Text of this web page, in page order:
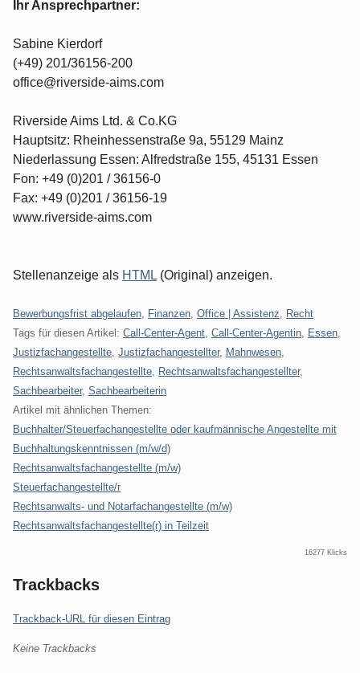
Ihr Ansprechpartner:
Sabine Kierdorf
(+49) 201/36156-200
office@riverside-aims.com
Riverside Aims Ltd. & Co.KG
Hauptsitz: Rheinhessenstraße 9a, 55129 Mainz
Niederlassung Essen: Alfredstraße 155, 45131 Essen
Fon: +49 (0)201 / 36156-0
Fax: +49 (0)201 / 36156-19
www.riverside-aims.com
Stellenanzeige als HTML (Original) anzeigen.
Kategorien:
Bewerbungsfrist abgelaufen Finanzen Office | Assistenz
Recht
Tags für diesen Artikel: Call-Center-Agent Call-Center-Agentin Essen
Justizfachangestellte Justizfachangestellter, Mahnwesen
Rechtsanwaltsfachangestellte
Rechtsanwaltsfachangestellter,
Sachbearbeiter, Sachbearbeiterin
Artikel mit ähnlichen Themen:
Buchhalter/Steuerfachangestellte oder kaufmännische Angestellte mit
Buchhaltungskenntnissen (m/w/d)
Rechtsanwaltsfachangestellte (m/w)
Steuerfachangestellte/r
Rechtsanwalts- und Notarfachangestellte (m/w)
Rechtsanwaltsfachangestellte(r) in Teilzeit
16277 Klicks
Trackbacks
Trackback-URL für diesen Eintrag
Keine Trackbacks